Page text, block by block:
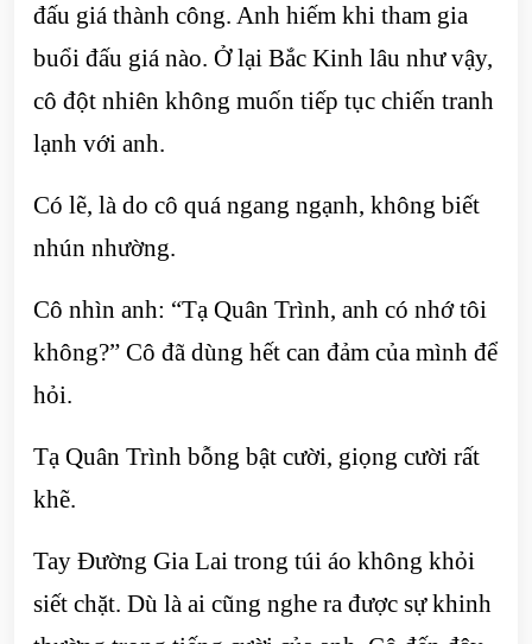
đấu giá thành công. Anh hiếm khi tham gia
buổi đấu giá nào. Ở lại Bắc Kinh lâu như vậy,
cô đột nhiên không muốn tiếp tục chiến tranh
lạnh với anh.
Có lẽ, là do cô quá ngang ngạnh, không biết
nhún nhường.
Cô nhìn anh: “Tạ Quân Trình, anh có nhớ tôi
không?” Cô đã dùng hết can đảm của mình để
hỏi.
Tạ Quân Trình bỗng bật cười, giọng cười rất
khẽ.
Tay Đường Gia Lai trong túi áo không khỏi
siết chặt. Dù là ai cũng nghe ra được sự khinh